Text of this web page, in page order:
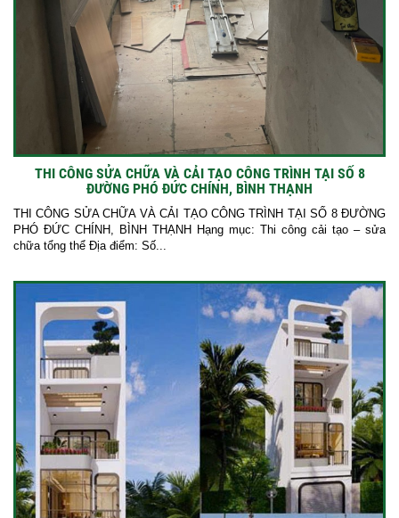
THI CÔNG SỬA CHỮA VÀ CẢI TẠO CÔNG TRÌNH TẠI SỐ 8
ĐƯỜNG PHÓ ĐỨC CHÍNH, BÌNH THẠNH
THI CÔNG SỬA CHỮA VÀ CẢI TẠO CÔNG TRÌNH TẠI SỐ 8 ĐƯỜNG
PHÓ ĐỨC CHÍNH, BÌNH THẠNH Hạng mục: Thi công cải tạo – sửa
chữa tổng thể Địa điểm: Số...